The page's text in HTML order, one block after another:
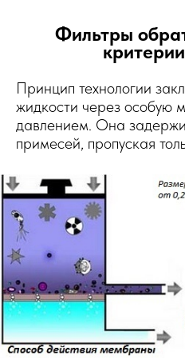
Фильтры
Принцип технологии
жидкости через особую
давлением. Она
примесей, пропуская